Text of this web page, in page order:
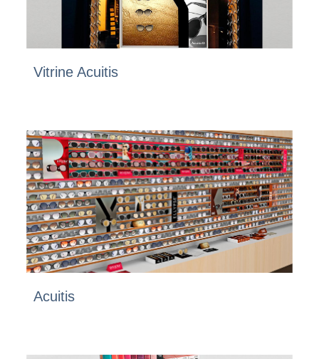
Vitrine Acuitis
Acuitis